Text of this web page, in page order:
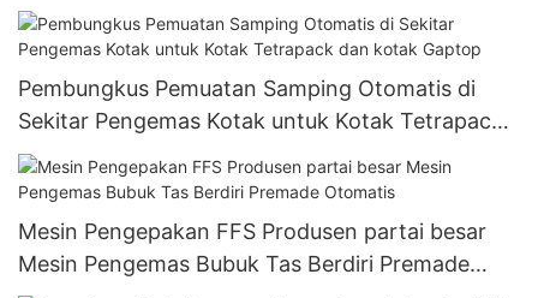
Pembungkus Pemuatan Samping Otomatis di
Sekitar Pengemas Kotak untuk Kotak Tetrapack
dan kotak Gaptop
Mesin Pengepakan FFS Produsen partai besar
Mesin Pengemas Bubuk Tas Berdiri Premade